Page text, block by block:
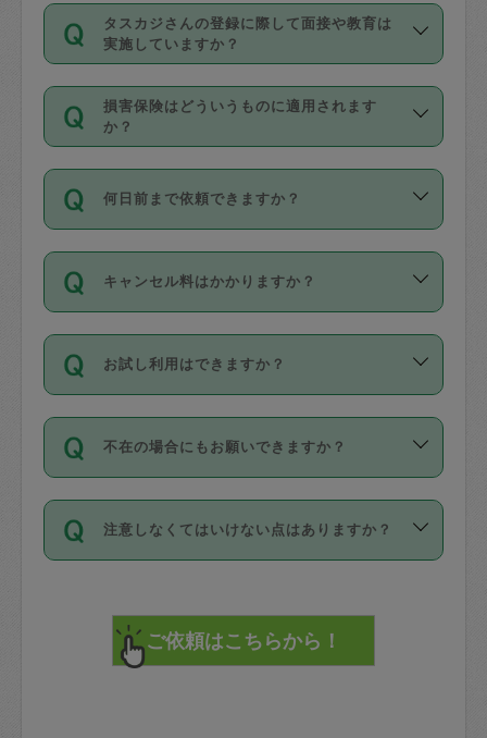
動計算で表示されます。
開始時間を２時間前後変更することが可
能です。依頼送信後、個別にタスカジさ
んにメッセージを送り調整してくださ
い。ただし、２時間を越えての調整はで
時間も被らない場合、損害保険の対象外
する前にタスカジさんのプロフィールで
確認してください。
基本的に、高所での作業や危険作業、屋
外での作業は対象外です。
主婦として長年の家事経験をお持ちの
方、栄養士・調理師といった資格者で保
育園や学校の給食やレストランで料理関
係の専門職に従事されていた方、日本で
すでにハウスキーパーや英語の先生とし
てお仕事をしているフィリピン出身の
社員など様々なバックグラウンドの方が
登録しています。
日本語も話せる方など様々です。
ールに記載していますので、各自の得意
を依頼してください。
タスカジさんの登録に際して面接や教育は
実施していますか？
応募の際に、各自事務局との面接と説明
を行っています。その後、身分証明書の
写真提出をしていただいています。外国
確認しています。タスカジさんトレーニ
ング動画を使ったセルフトレーニングの
現場トライアルを受け、合格したタスカ
ジさんが活動されています。
※テストセンターの講評は１件目のレビュ
参考
【詳細】タスカジさんの登録に際
損害保険はどういうものに適用されます
か？
依頼者とタスカジさんとの間でタスカジ
を通して成立した作業時間内での作業に
適用されます。作業範囲は、掃除、洗
です。作業中に物を壊したり、人にけが
をさせたりした場合が対象で、補償金額
す。
写真を撮り、
詳細FAQ：
損害賠償保険について教えて
何日前まで依頼できますか？
ご依頼は、現在を起点に3日後（72時間
以降）の日時から受付可能となっていま
す。
タスカジさんへ「募集」をかけることが
可能です。
キャンセル料はかかりますか？
キャンセル料には、以下の2種類がありま
す。
1. 直前キャンセル（定期、スポット契約
共通）
72時間を超える※と、以下のキャンセル
料が発生します。
直前キャンセル料：
72時間前〜24時間前＝依頼料金の50%
お試し利用はできますか？
「お試し利用」というメニューはありま
せんが、「一回のみ」依頼を活用するこ
とによって、気に入ったタスカジさんを
まず、条件の合う気になるタスカジさ
みてください。
その後、一番気に入ったタスカジさんに
不在の場合にもお願いできますか？
不在の場合の作業はタスカジさんの同意
が必要です。数回の依頼ののち、タスカ
ジさんと依頼者の間で十分な信頼関係が
てください。
不在時に部屋に入るためにタスカジさん
注意しなくてはいけない点はありますか？
で、必ず鍵のかかるロッカーや金庫に入
れて依頼者の責任の元管理するよう心掛
けてください。